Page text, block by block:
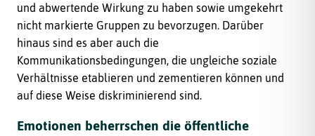
und abwertende Wirkung zu haben sowie umgekehrt
nicht markierte Gruppen zu bevorzugen. Darüber
hinaus sind es aber auch die
Kommunikationsbedingungen, die ungleiche soziale
Verhältnisse etablieren und zementieren können und
auf diese Weise diskriminierend sind.
Emotionen beherrschen die öffentliche